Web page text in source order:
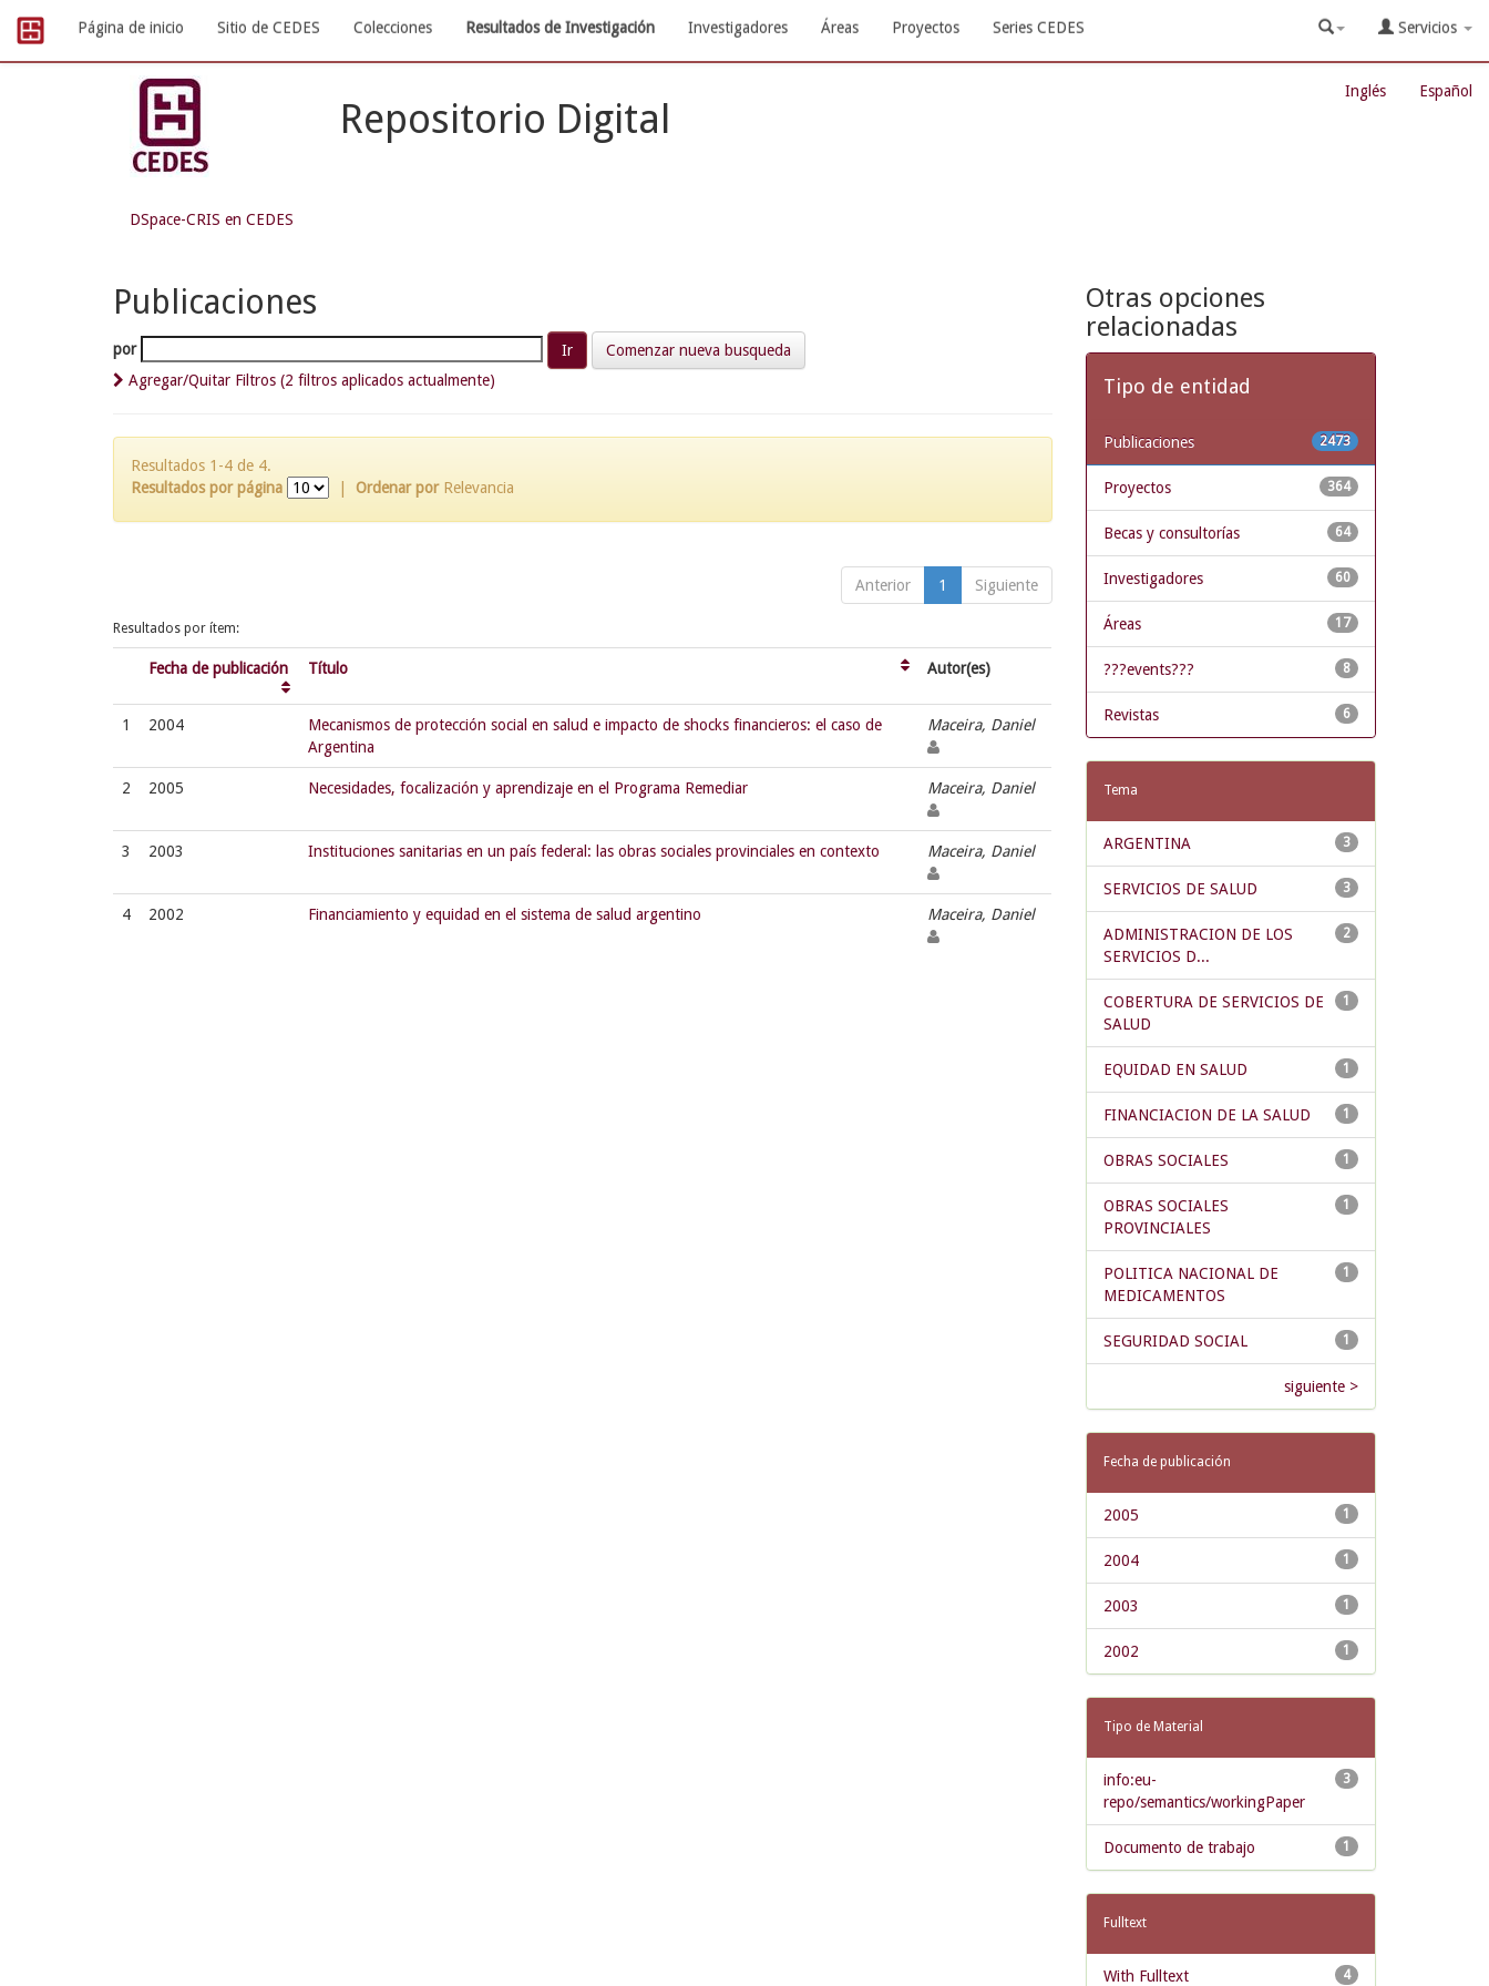
navigation
Página de inicio Sitio de CEDES Colecciones Resultados de Investigación Investigadores Áreas Proyectos Series CEDES Servicios
Inglés Español
Repositorio Digital
DSpace-CRIS en CEDES
Publicaciones
por
Comenzar nueva busqueda
Agregar/Quitar Filtros (2 filtros aplicados actualmente)
Resultados 1-4 de 4.
Resultados por página
Ordenar por Relevancia
Anterior 1 Siguiente
Resultados por ítem:
Fecha de publicación Título Autor(es)
1 2004
Mecanismos de protección social en salud e impacto de shocks financieros: el caso de
Argentina
Maceira, Daniel
2 2005 Necesidades, focalización y aprendizaje en el Programa Remediar Maceira, Daniel
3 2003 Instituciones sanitarias en un país federal: las obras sociales provinciales en contexto Maceira, Daniel
4 2002 Financiamiento y equidad en el sistema de salud argentino Maceira, Daniel
Otras opciones
relacionadas
Tipo de entidad
2473
Publicaciones
364
Proyectos
64
Becas y consultorías
60
Investigadores
17
Áreas
8
???events???
6
Revistas
Tema
3
ARGENTINA
3
SERVICIOS DE SALUD
2
ADMINISTRACION DE LOS
SERVICIOS D...
1
COBERTURA DE SERVICIOS DE
SALUD
1
EQUIDAD EN SALUD
1
FINANCIACION DE LA SALUD
1
OBRAS SOCIALES
1
OBRAS SOCIALES
PROVINCIALES
1
POLITICA NACIONAL DE
MEDICAMENTOS
1
SEGURIDAD SOCIAL
siguiente >
Fecha de publicación
1
2005
1
2004
1
2003
1
2002
Tipo de Material
3
info:eu-
repo/semantics/workingPaper
1
Documento de trabajo
Fulltext
4
With Fulltext